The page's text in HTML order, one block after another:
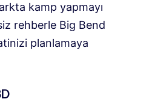
kamp yapmayı
rehberle Big Bend
planlamaya